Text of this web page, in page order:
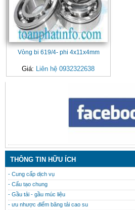
Vòng bi 619/4- phi 4x11x4mm
Giá: Liên hệ 0932322638
THÔNG TIN HỮU ÍCH
- Cung cấp dịch vụ
- Cấu tạo chung
- Gầu tải - gầu múc liệu
- ưu nhược điểm băng tải cao su